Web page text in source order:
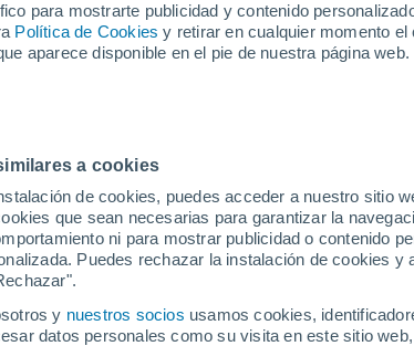
para mostrarte publicidad y contenido
Política de Cookies y retirar en cualquier momento
aparece disponible en el pie de nuestra página web.
a cookies
de cookies, puedes acceder a nuestro sitio
que sean necesarias para garantizar la
ni para mostrar publicidad o contenido
Puedes rechazar la instalación de cookies
y nuestros socios usamos cookies,
datos personales como su visita en este sitio
Todo el día Símbolo
Anuradhapura